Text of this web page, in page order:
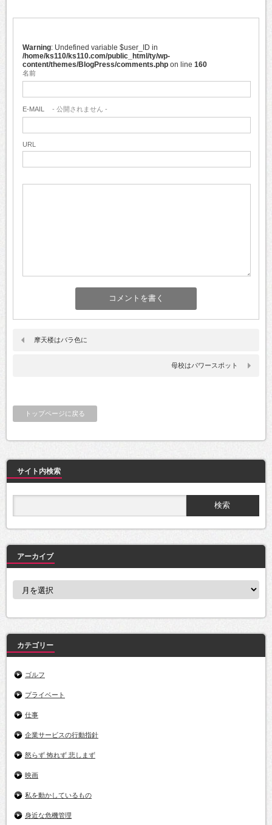
Warning : Undefined variable $user_ID in
/home/ks110/ks110.com/public_html/ty/wp-
content/themes/BlogPress/comments.php on line 160
名前
E-MAIL - 公開されません -
URL
摩天楼はバラ色に
母校はパワースポット
トップページに戻る
サイト内検索
アーカイブ
ア
ブ
カテゴリー
ゴルフ
プライベート
仕事
企業サービスの行動指針
怒らず 怖れず 悲しまず
映画
私を動かしているもの
身近な危機管理